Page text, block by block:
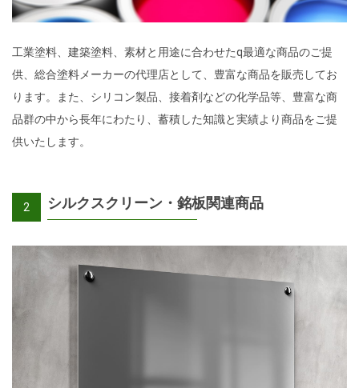
工業塗料、建築塗料、素材と用途に合わせたq最適な商品のご提
供、総合塗料メーカーの代理店として、豊富な商品を販売してお
ります。また、シリコン製品、接着剤などの化学品等、豊富な商
品群の中から長年にわたり、蓄積した知識と実績より商品をご提
供いたします。
2 シルクスクリーン・銘板関連商品